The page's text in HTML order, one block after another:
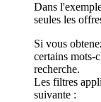
Dans
seules les
Si vous
certains mots-
recherche.
Les filtres
suivante :